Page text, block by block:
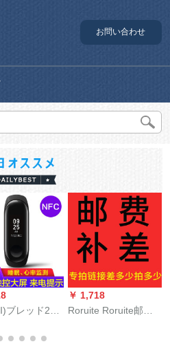
お問い合わせ
ブレッド2代
スポーツス
￥ 1,718
Roruite Roruite邮便